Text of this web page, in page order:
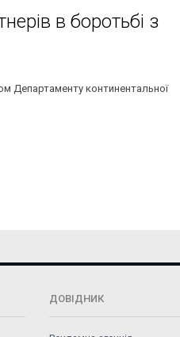
в боротьбі з
Департаменту континентальної
ДОВІДНИК